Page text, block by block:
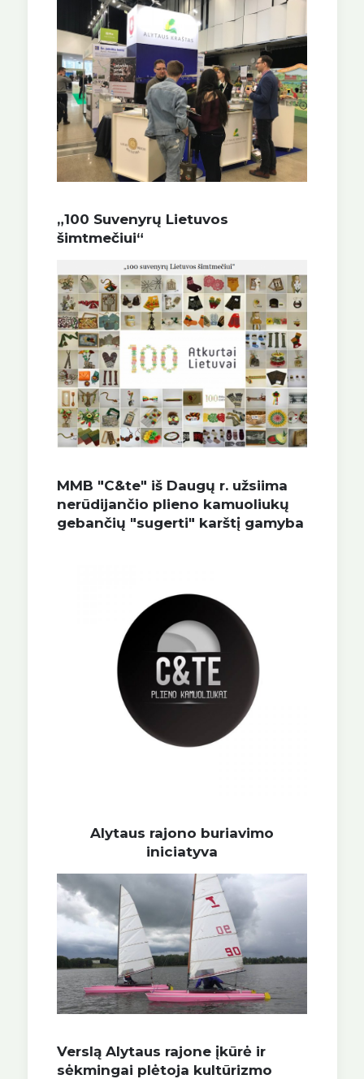
„100 Suvenyrų Lietuvos
šimtmečiui“
MMB "C&te" iš Daugų r. užsiima
nerūdijančio plieno kamuoliukų
gebančių "sugerti" karštį gamyba
Alytaus rajono buriavimo
iniciatyva
Verslą Alytaus rajone įkūrė ir
sėkmingai plėtoja kultūrizmo